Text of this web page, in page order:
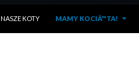
NASZE KOTY MAMY KOCIÄ™TA!